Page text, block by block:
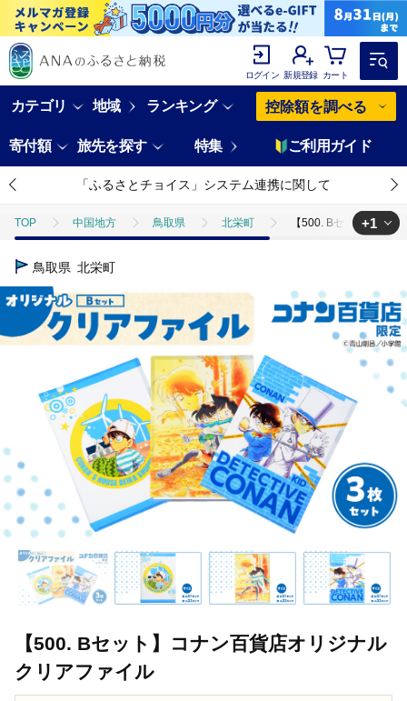
ログイン 新規登録 カート
カテゴリ 地域 ランキング 控除額を調べる
寄付額 旅先を探す 特集 ご利用ガイド
「ふるさとチョイス」システム連携に関して
TOP 中国地方 鳥取県 北栄町 【500. Bセット】コナ
TOP
+1
鳥取県 北栄町
【500. Bセット】コナン百貨店オリジナル
クリアファイル